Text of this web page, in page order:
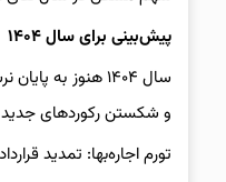
پیش‌بینی برای سال ۱۴۰۴
سال ۱۴۰۴ هنوز
و شکستن رکوردهای
تورم اجاره‌بها: تمدید قراردادهای اجاره در بهار و تابستان